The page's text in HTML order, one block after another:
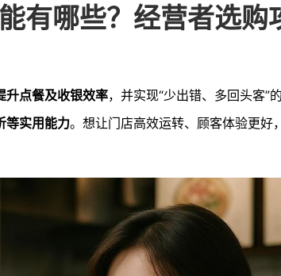
有哪些？经营者选购
升点餐及收银效率，并实现“少出错、多回头客”
等实用能力。想让门店高效运转、顾客体验更好